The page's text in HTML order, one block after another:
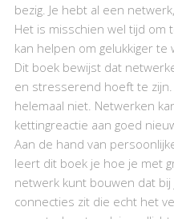
bezig. Je hebt al een
Het is misschien wel tijd
kan helpen om gelukkiger te
Dit boek bewijst dat
en stresserend hoeft te
helemaal niet. Netwerken
kettingreactie aan goed
Aan de hand van
leert dit boek je hoe je met
netwerk kunt bouwen dat
connecties zit die echt het